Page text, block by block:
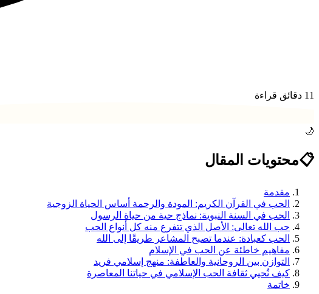
11 دقائق قراءة
🌙
📋محتويات المقال
مقدمة
الحب في القرآن الكريم: المودة والرحمة أساس الحياة الزوجية
الحب في السنة النبوية: نماذج حية من حياة الرسول
حب الله تعالى: الأصل الذي تتفرع منه كل أنواع الحب
الحب كعبادة: عندما تصبح المشاعر طريقًا إلى الله
مفاهيم خاطئة عن الحب في الإسلام
التوازن بين الروحانية والعاطفة: منهج إسلامي فريد
كيف نُحيي ثقافة الحب الإسلامي في حياتنا المعاصرة
خاتمة